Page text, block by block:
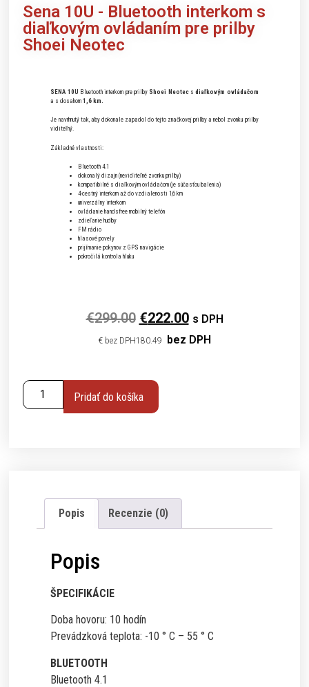
Sena 10U - Bluetooth interkom s
diaľkovým ovládaním pre prilby
Shoei Neotec
SENA 10U Bluetooth interkom pre prilby Shoei Neotec s diaľkovým ovládačom
a s dosahom 1,6 km.
Je navrhnutý tak, aby dokonale zapadol do tejto značkovej prilby a nebol zvonku prilby
viditeľný.
Základné vlastnosti:
Bluetooth 4.1
dokonalý dizajn (neviditeľné zvonku prilby)
kompatibilné s diaľkovým ovládačom (je súčasťou balenia)
4-cestný interkom až do vzdialenosti 1,6 km
univerzálny interkom
ovládanie handsfree mobilný telefón
zdieľanie hudby
FM rádio
hlasové povely
prijímanie pokynov z GPS navigácie
pokročilá kontrola hluku
€299.00 €222.00 s DPH
€ 180.49 bez DPH
Pridať do košíka
Popis Recenzie (0)
Popis
ŠPECIFIKÁCIE
Doba hovoru: 10 hodín
Prevádzková teplota: -10 ° C – 55 ° C
BLUETOOTH
Bluetooth 4.1